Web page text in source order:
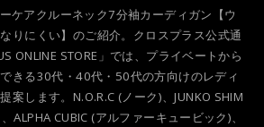
ケアクルーネック7分袖カーディガン【ウ
りにくい】のご紹介。クロスプラス公式通
ONLINE STORE」では、プライベートから
きる30代・40代・50代の方向けのレディ
案します。N.O.R.C (ノーク)、JUNKO SHIM
ALPHA CUBIC (アルファーキュービック)、